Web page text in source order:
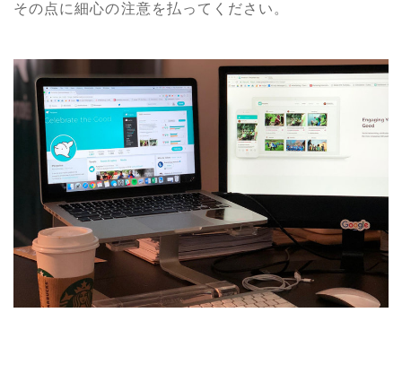
その点に細心の注意を払ってください。